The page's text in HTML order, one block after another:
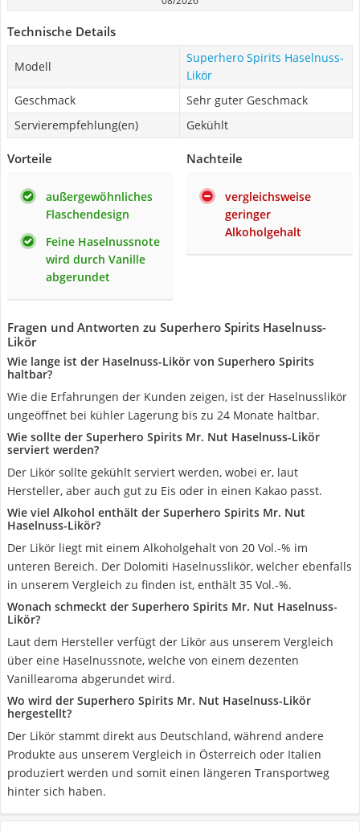
Technische Details
Modell
Superhero Spirits Haselnuss-
Likör
Geschmack
Sehr guter Geschmack
Servierempfehlung(en)
Gekühlt
Vorteile
außergewöhnliches
Flaschendesign
Feine Haselnussnote
wird durch Vanille
abgerundet
Nachteile
vergleichsweise
geringer
Alkoholgehalt
Fragen und Antworten zu Superhero Spirits Haselnuss-
Likör
Wie lange ist der Haselnuss-Likör von Superhero Spirits
haltbar?
Wie die Erfahrungen der Kunden zeigen, ist der Haselnusslikör
ungeöffnet bei kühler Lagerung bis zu 24 Monate haltbar.
Wie sollte der Superhero Spirits Mr. Nut Haselnuss-Likör
serviert werden?
Der Likör sollte gekühlt serviert werden, wobei er, laut
Hersteller, aber auch gut zu Eis oder in einen Kakao passt.
Wie viel Alkohol enthält der Superhero Spirits Mr. Nut
Haselnuss-Likör?
Der Likör liegt mit einem Alkoholgehalt von 20 Vol.-% im
unteren Bereich. Der Dolomiti Haselnusslikör, welcher ebenfalls
in unserem Vergleich zu finden ist, enthält 35 Vol.-%.
Wonach schmeckt der Superhero Spirits Mr. Nut Haselnuss-
Likör?
Laut dem Hersteller verfügt der Likör aus unserem Vergleich
über eine Haselnussnote, welche von einem dezenten
Vanillearoma abgerundet wird.
Wo wird der Superhero Spirits Mr. Nut Haselnuss-Likör
hergestellt?
Der Likör stammt direkt aus Deutschland, während andere
Produkte aus unserem Vergleich in Österreich oder Italien
produziert werden und somit einen längeren Transportweg
hinter sich haben.